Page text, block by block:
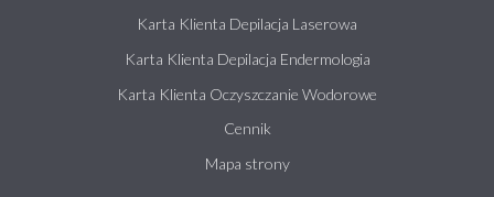
Karta Klienta Depilacja Laserowa
Karta Klienta Depilacja Endermologia
Karta Klienta Oczyszczanie Wodorowe
Cennik
Mapa strony